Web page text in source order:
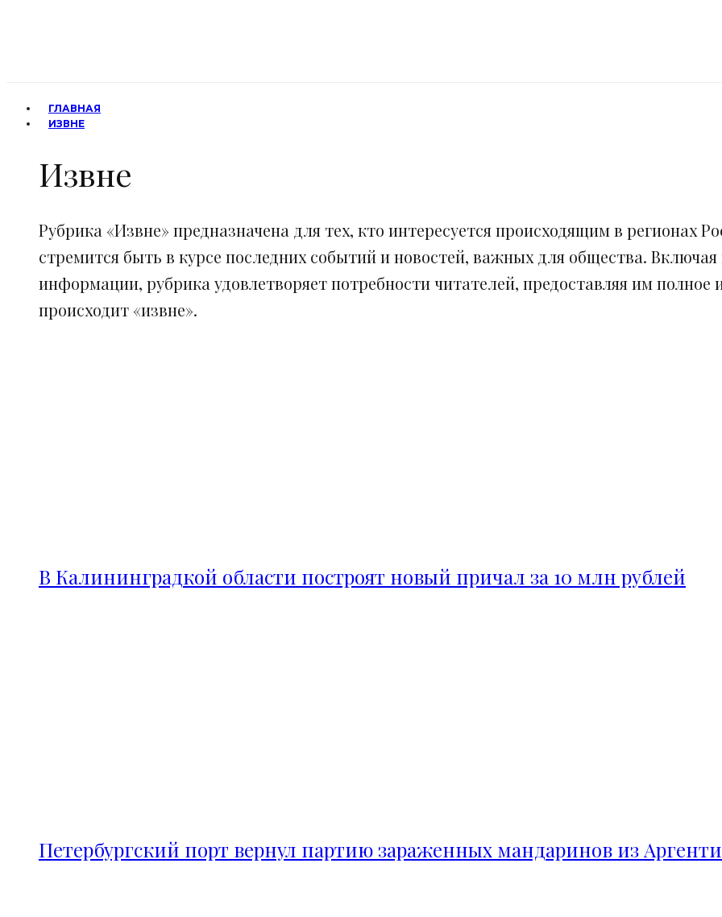
ГЛАВНАЯ
ИЗВНЕ
Извне
Рубрика «Извне» предназначена для тех, кто интересуется происходящим в регионах
стремится быть в курсе последних событий и новостей, важных для общества.
информации, рубрика удовлетворяет потребности читателей, предоставляя им полное
происходит «извне».
В Калининградкой области построят новый причал за 10 млн рублей
Петербургский порт вернул партию зараженных мандаринов из